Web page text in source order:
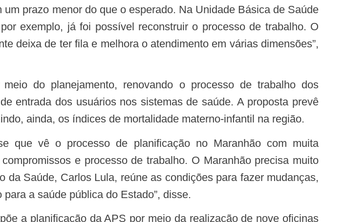
exemplo, já foi possível reconstruir o processo de trabalho. O
deixa de ter fila e melhora o atendimento em várias dimensões”,
entrada dos usuários nos sistemas de saúde. A proposta prevê
ainda, os índices de mortalidade materno-infantil na região.
e processo de trabalho. O Maranhão precisa muito
Saúde, Carlos Lula, reúne as condições para fazer mudanças,
a saúde pública do Estado”, disse.